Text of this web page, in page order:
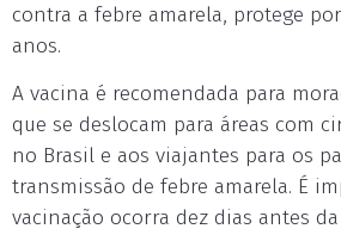
contra a febre amarela, protege
anos.
A vacina é recomendada para
que se deslocam para áreas com
no Brasil e aos viajantes para os
transmissão de febre amarela. É
vacinação ocorra dez dias antes da